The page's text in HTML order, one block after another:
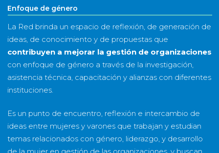
Enfoque de género
La Red brinda un espacio de reflexión, de generación de
ideas, de conocimiento y de propuestas que
contribuyen a mejorar la gestión de organizaciones
con enfoque de género a través de la investigación,
asistencia técnica, capacitación y alianzas con diferentes
instituciones.
Es un punto de encuentro, reflexión e intercambio de
ideas entre mujeres y varones que trabajan y estudian
temas relacionados con género, liderazgo, y desarrollo